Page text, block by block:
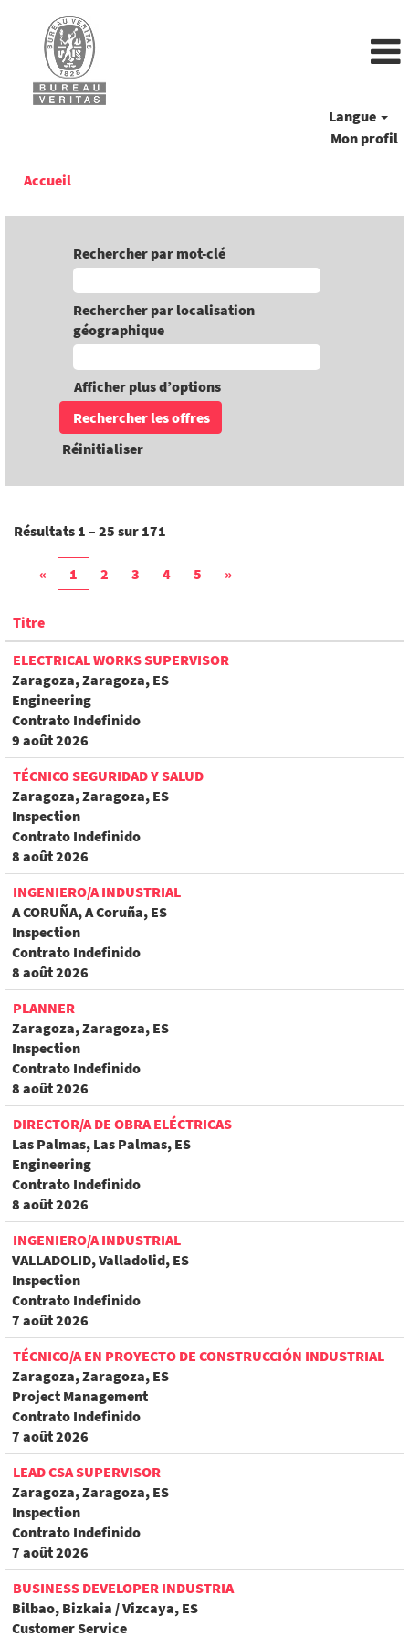
Langue
Mon profil
Accueil
Rechercher par mot-clé
Rechercher par localisation
géographique
Afficher plus d’options
Réinitialiser
Résultats 1 – 25 sur 171
« 1 2 3 4 5 »
Titre
ELECTRICAL WORKS SUPERVISOR
Zaragoza, Zaragoza, ES
Engineering
Contrato Indefinido
9 août 2026
TÉCNICO SEGURIDAD Y SALUD
Zaragoza, Zaragoza, ES
Inspection
Contrato Indefinido
8 août 2026
INGENIERO/A INDUSTRIAL
A CORUÑA, A Coruña, ES
Inspection
Contrato Indefinido
8 août 2026
PLANNER
Zaragoza, Zaragoza, ES
Inspection
Contrato Indefinido
8 août 2026
DIRECTOR/A DE OBRA ELÉCTRICAS
Las Palmas, Las Palmas, ES
Engineering
Contrato Indefinido
8 août 2026
INGENIERO/A INDUSTRIAL
VALLADOLID, Valladolid, ES
Inspection
Contrato Indefinido
7 août 2026
TÉCNICO/A EN PROYECTO DE CONSTRUCCIÓN INDUSTRIAL
Zaragoza, Zaragoza, ES
Project Management
Contrato Indefinido
7 août 2026
LEAD CSA SUPERVISOR
Zaragoza, Zaragoza, ES
Inspection
Contrato Indefinido
7 août 2026
BUSINESS DEVELOPER INDUSTRIA
Bilbao, Bizkaia / Vizcaya, ES
Customer Service